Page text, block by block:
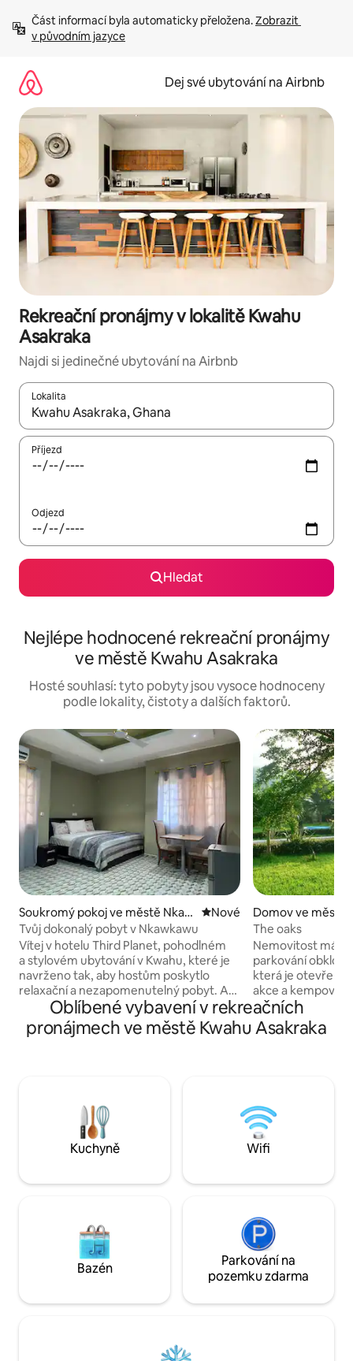
obsah
Část informací byla automaticky přeložena. Zobrazit
v původním jazyce
Dej své ubytování na Airbnb
Rekreační pronájmy v lokalitě Kwahu
Asakraka
Najdi si jedinečné ubytování na Airbnb
Lokalita
Až budou výsledky k dispozici, můžeš si je procházet pomocí
Příjezd
Odjezd
Hledat
Nejlépe hodnocené rekreační pronájmy
ve městě Kwahu Asakraka
Hosté souhlasí: tyto pobyty jsou vysoce hodnoceny
podle lokality, čistoty a dalších faktorů.
Soukromý pokoj ve městě Nkaw
kaw
Nové ubytování
Nové
Tvůj dokonalý pobyt v Nkawkawu
Vítej v hotelu Third Planet, pohodlném
a stylovém ubytování v Kwahu, které je
navrženo tak, aby hostům poskytlo
relaxační a nezapomenutelný pobyt. Ať
už cestuješ služebně, za zábavou, na
rodinnou návštěvu nebo na víkendový
výlet, náš hotel ti nabídne klidnou
bude prozkoumávání Kwahu snadné.
Domov ve městě
The oaks
Nemovitost má
parkování
která je otevřena
akce a
dostupná veřejná
turistických míst
festivaly Okwahu
turistika po
Oblíbené vybavení v rekreačních
pronájmech ve městě Kwahu Asakraka
Kuchyně Wifi
Bazén
Parkování na
pozemku zdarma